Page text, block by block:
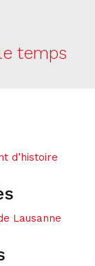
temps
d’histoire
Lausanne